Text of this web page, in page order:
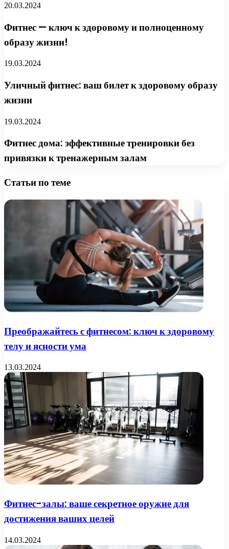
20.03.2024
Фитнес — ключ к здоровому и полноценному
образу жизни!
19.03.2024
Уличный фитнес: ваш билет к здоровому образу
жизни
19.03.2024
Фитнес дома: эффективные тренировки без
привязки к тренажерным залам
Статьи по теме
Преображайтесь с фитнесом: ключ к здоровому
телу и ясности ума
13.03.2024
Фитнес-залы: ваше секретное оружие для
достижения ваших целей
14.03.2024